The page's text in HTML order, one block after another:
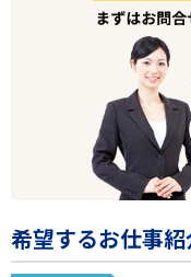
希望するお仕事